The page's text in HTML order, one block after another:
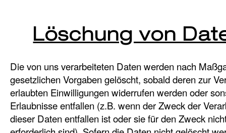
Löschung von
Die von uns verarbeiteten Daten werden nach
gesetzlichen Vorgaben gelöscht, sobald deren zur
erlaubten Einwilligungen widerrufen werden oder
Erlaubnisse entfallen (z.B. wenn der Zweck der
dieser Daten entfallen ist oder sie für den Zweck